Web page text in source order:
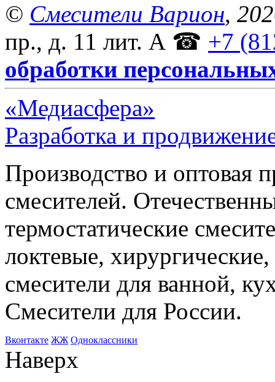
© Смесители Варион,
пр., д. 11 лит. А ☎ +7
обработки
«Медиасфера»
Разработка и
Производство и оптовая
смесителей.
термостатические
локтевые,
смесители для ванной,
Смесители для России.
Bконтакте ЖЖ Одноклассники
Наверх